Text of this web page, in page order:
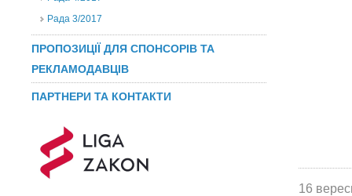
Рада 3/2017
ПРОПОЗИЦІЇ ДЛЯ СПОНСОРІВ ТА
РЕКЛАМОДАВЦІВ
ПАРТНЕРИ ТА КОНТАКТИ
16